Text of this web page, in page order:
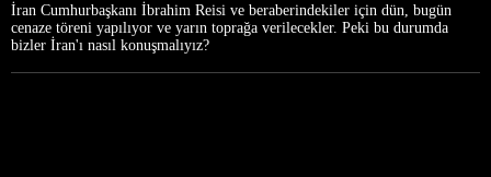
İran Cumhurbaşkanı İbrahim Reisi ve beraberindekiler için dün, bugün
cenaze töreni yapılıyor ve yarın toprağa verilecekler. Peki bu durumda
bizler İran'ı nasıl konuşmalıyız?